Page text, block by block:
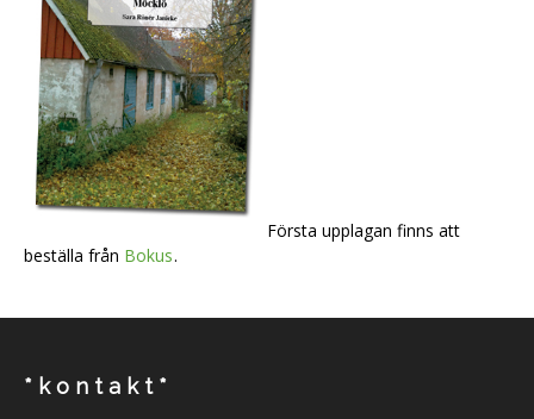
Första upplagan finns att
beställa från Bokus.
* k o n t a k t *